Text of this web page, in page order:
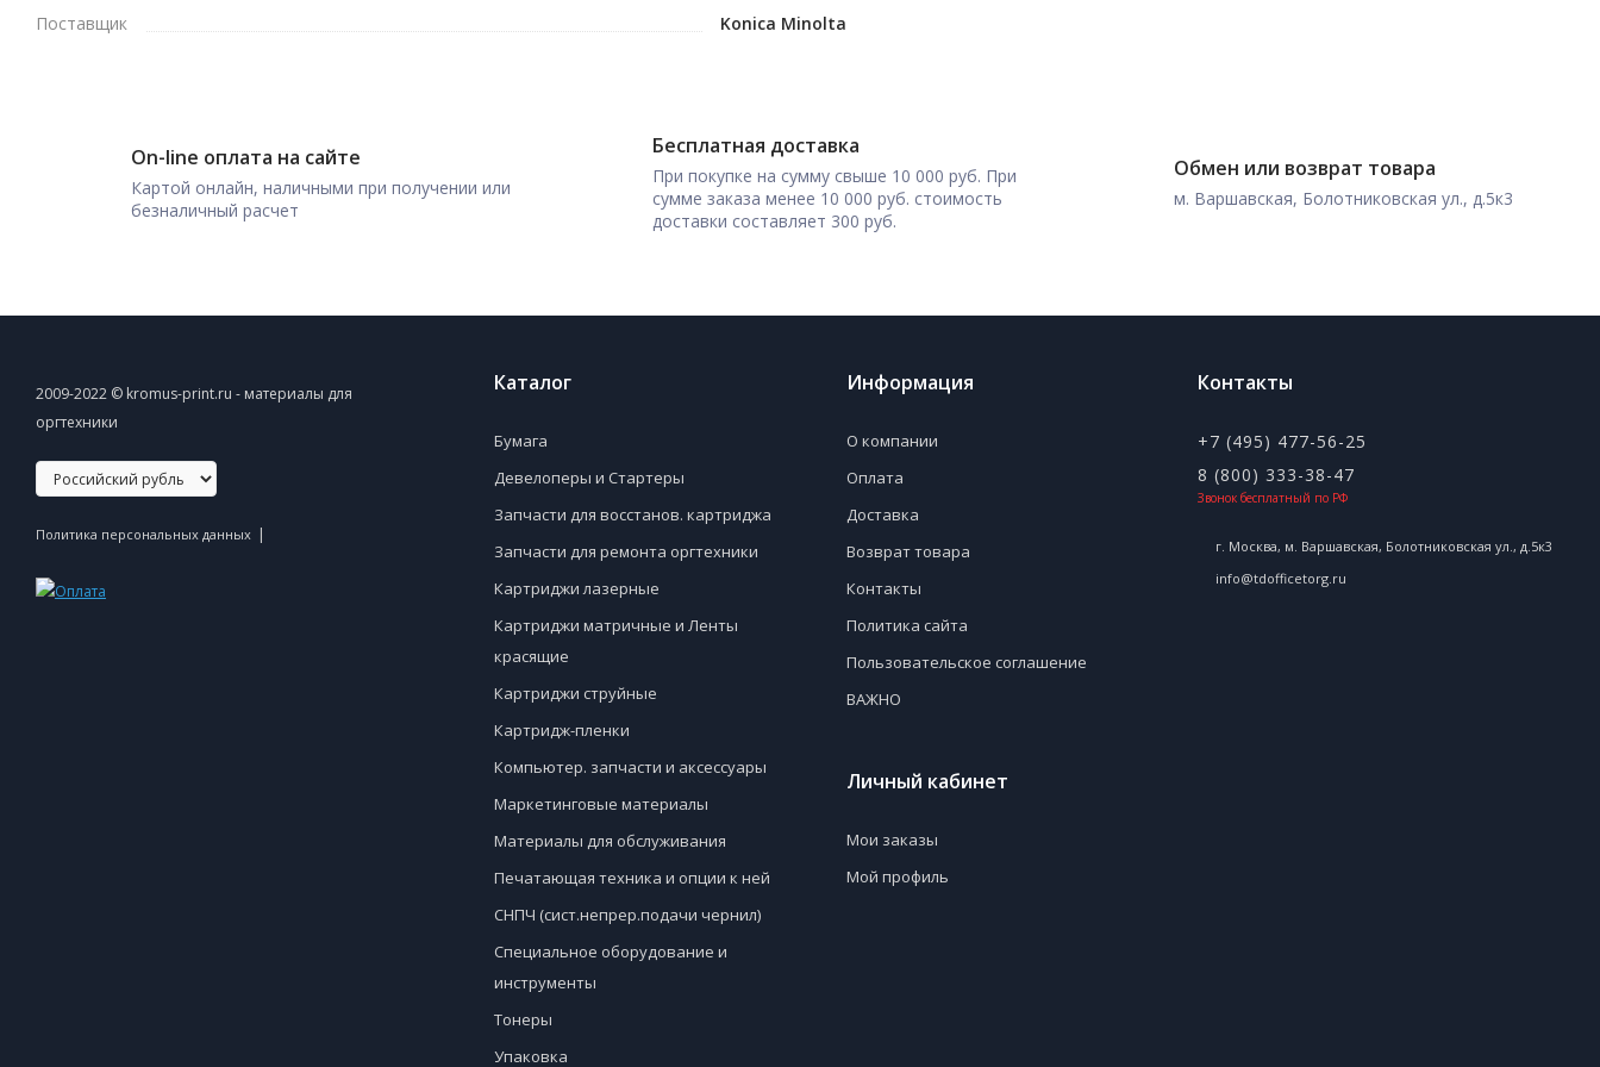
Поставщик Konica Minolta
On-line оплата на сайте
Картой онлайн, наличными при получении или
безналичный расчет
Бесплатная доставка
При покупке на сумму свыше 10 000 руб. При
сумме заказа менее 10 000 руб. стоимость
доставки составляет 300 руб.
Обмен или возврат товара
м. Варшавская, Болотниковская ул., д.5к3
2009-2022 © kromus-print.ru - материалы для
оргтехники
Политика персональных данных |
Каталог
Бумага
Девелоперы и Стартеры
Запчасти для восстанов. картриджа
Запчасти для ремонта оргтехники
Картриджи лазерные
Картриджи матричные и Ленты
красящие
Картриджи струйные
Картридж-пленки
Компьютер. запчасти и аксессуары
Маркетинговые материалы
Материалы для обслуживания
Печатающая техника и опции к ней
СНПЧ (сист.непрер.подачи чернил)
Специальное оборудование и
инструменты
Тонеры
Упаковка
Информация
О компании
Оплата
Доставка
Возврат товара
Контакты
Политика сайта
Пользовательское соглашение
ВАЖНО
Личный кабинет
Мои заказы
Мой профиль
Контакты
+7 (495) 477-56-25
8 (800) 333-38-47
Звонок бесплатный по РФ
г. Москва, м. Варшавская, Болотниковская ул., д.5к3
info@tdofficetorg.ru